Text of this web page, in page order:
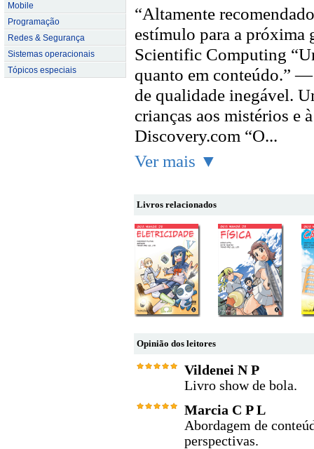
Mobile
Programação
Redes & Segurança
Sistemas operacionais
Tópicos especiais
“Altamente
estímulo para a próxima
Scientific Computing
quanto em conteúdo.”
de qualidade inegável.
crianças aos mistérios e
Discovery.com “O...
Ver mais ▼
Livros relacionados
Opinião dos leitores
Vildenei N P
Livro show de bola.
Marcia C P L
Abordagem de
perspectivas.